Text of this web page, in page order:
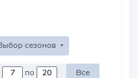
сезонов
по Все